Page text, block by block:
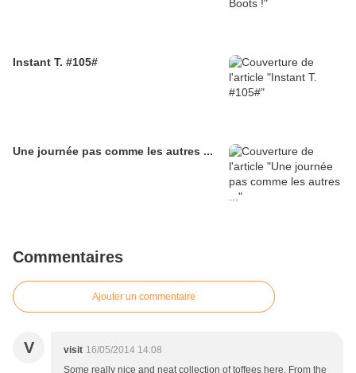
Instant T. #105#
Une journée pas comme les autres ...
Commentaires
Ajouter un commentaire
V visit 16/05/2014 14:08
Some really nice and neat collection of toffees here. From the